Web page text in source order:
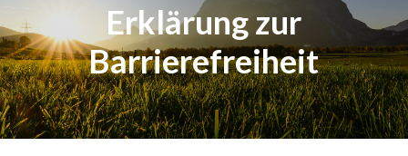
Erklärung zur
Barrierefreiheit